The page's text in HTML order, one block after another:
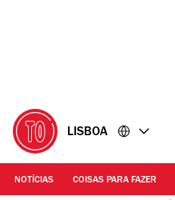
LISBOA
NOTÍCIAS COISAS PARA FAZER